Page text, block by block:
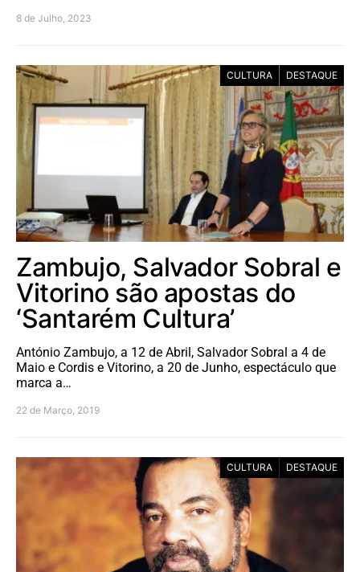
8 de Julho, 2023
CULTURA DESTAQUE
Zambujo, Salvador Sobral e
Vitorino são apostas do
‘Santarém Cultura’
António Zambujo, a 12 de Abril, Salvador Sobral a 4 de
Maio e Cordis e Vitorino, a 20 de Junho, espectáculo que
marca a…
22 de Março, 2019
CULTURA DESTAQUE